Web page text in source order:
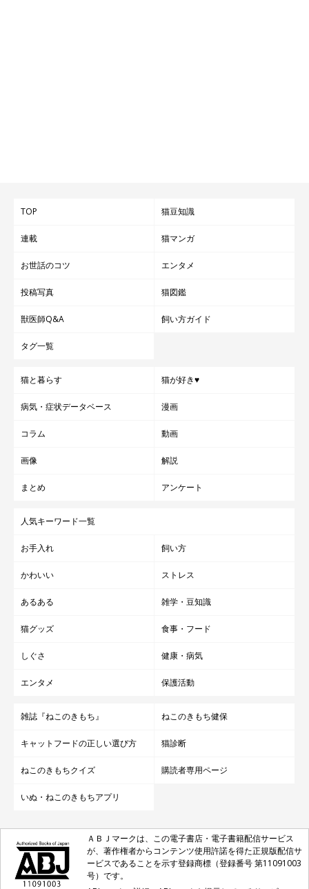
TOP 猫豆知識
連載 猫マンガ
お世話のコツ エンタメ
投稿写真 猫図鑑
獣医師Q&A 飼い方ガイド
タグ一覧
猫と暮らす 猫が好き♥
病気・症状データベース 漫画
コラム 動画
画像 解説
まとめ アンケート
人気キーワード一覧
お手入れ 飼い方
かわいい ストレス
あるある 雑学・豆知識
猫グッズ 食事・フード
しぐさ 健康・病気
エンタメ 保護活動
雑誌『ねこのきもち』 ねこのきもち健保
キャットフードの正しい選び方 猫診断
ねこのきもちクイズ 購読者専用ページ
いぬ・ねこのきもちアプリ
ＡＢＪマークは、この電子書店・電子書籍配信サービス
が、著作権者からコンテンツ使用許諾を得た正規版配信サ
ービスであることを示す登録商標（登録番号 第11091003
号）です。